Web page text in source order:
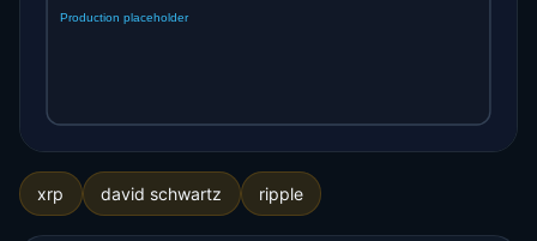
xrp david schwartz ripple